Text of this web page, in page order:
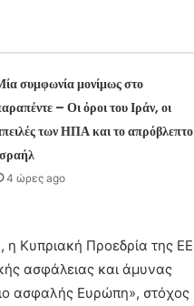
συμφωνία μονίμως στο
– Οι όροι του Ιράν, οι
των ΗΠΑ και το απρόβλεπτο
4 ώρες ago
Κυπριακή Προεδρία της ΕΕ
ασφάλειας και άμυνας
ασφαλής Ευρώπη», στόχος